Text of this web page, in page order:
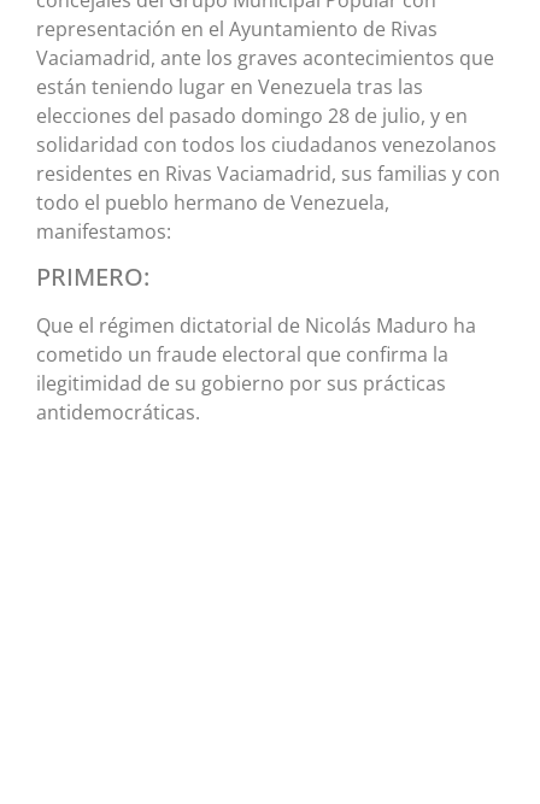
representación en el Ayuntamiento de Rivas
Vaciamadrid, ante los graves acontecimientos que
están teniendo lugar en Venezuela tras las
elecciones del pasado domingo 28 de julio, y en
solidaridad con todos los ciudadanos venezolanos
residentes en Rivas Vaciamadrid, sus familias y con
todo el pueblo hermano de Venezuela,
manifestamos:
PRIMERO:
Que el régimen dictatorial de Nicolás Maduro ha
cometido un fraude electoral que confirma la
ilegitimidad de su gobierno por sus prácticas
antidemocráticas.